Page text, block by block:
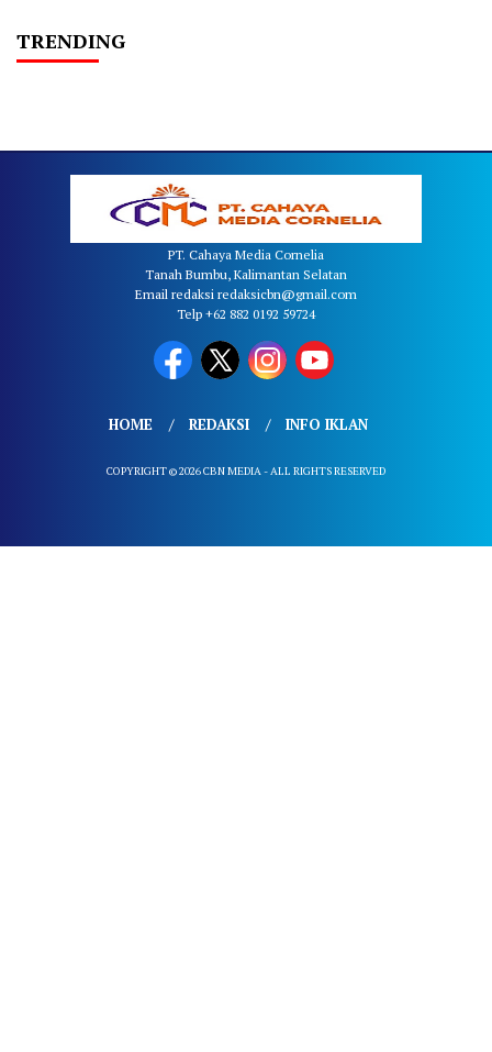
TRENDING
PT. Cahaya Media Cornelia
Tanah Bumbu, Kalimantan Selatan
Email redaksi redaksicbn@gmail.com
Telp +62 882 0192 59724
HOME REDAKSI INFO IKLAN
COPYRIGHT © 2026 CBN MEDIA - ALL RIGHTS RESERVED